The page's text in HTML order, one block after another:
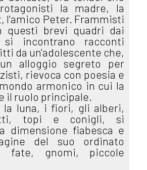
la madre, la
l'amico Peter. Frammisti
questi brevi quadri dai
incontrano racconti
da un'adolescente che,
alloggio segreto per
rievoca con poesia e
armonico in cui la
il ruolo principale.
la luna, i fiori, gli alberi,
topi e conigli, si
dimensione fiabesca e
del suo ordinato
fate, gnomi, piccole